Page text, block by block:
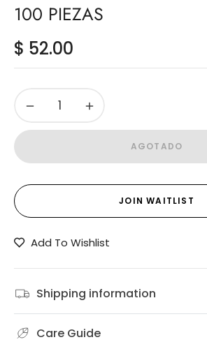
100 PIEZAS
Precio
habitual
$ 52.00
− +
AGOTADO
JOIN WAITLIST
Add To Wishlist
Shipping information
Care Guide